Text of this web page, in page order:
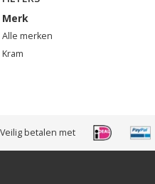
Merk
Alle merken
Kram
Veilig betalen met